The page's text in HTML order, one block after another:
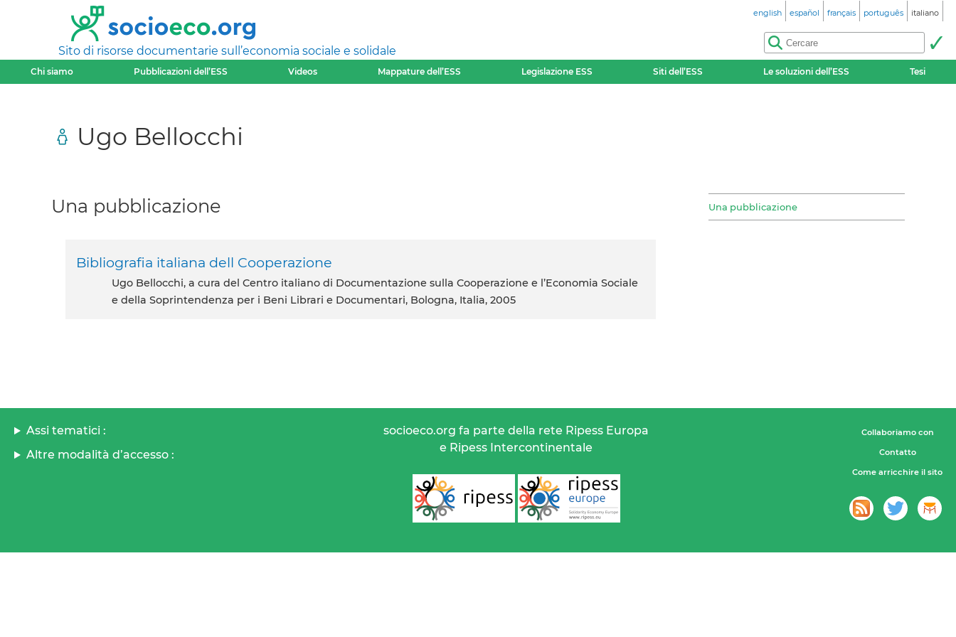
Sito di risorse documentarie sull’economia sociale e solidale
english español français português italiano
Chi siamo Pubblicazioni dell’ESS Videos Mappature dell’ESS Legislazione ESS Siti dell’ESS Le soluzioni dell’ESS Tesi
Ugo Bellocchi
Una pubblicazione
Una pubblicazione
Bibliografia italiana dell Cooperazione
Ugo Bellocchi, a cura del Centro italiano di Documentazione sulla Cooperazione e l’Economia Sociale
e della Soprintendenza per i Beni Librari e Documentari, Bologna, Italia, 2005
Assi tematici :
Altre modalità d’accesso :
socioeco.org fa parte della rete Ripess Europa
e Ripess Intercontinentale
Collaboriamo con
Contatto
Come arricchire il sito